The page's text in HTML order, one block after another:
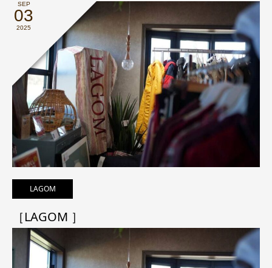
SEP
03
2025
LAGOM
［LAGOM ］